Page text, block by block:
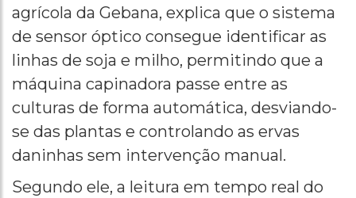
agrícola da Gebana, explica que o sistema
de sensor óptico consegue identificar as
linhas de soja e milho, permitindo que a
máquina capinadora passe entre as
culturas de forma automática, desviando-
se das plantas e controlando as ervas
daninhas sem intervenção manual.
Segundo ele, a leitura em tempo real do